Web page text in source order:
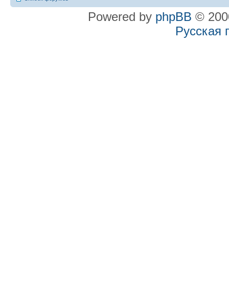
Powered by phpBB ©
Русская